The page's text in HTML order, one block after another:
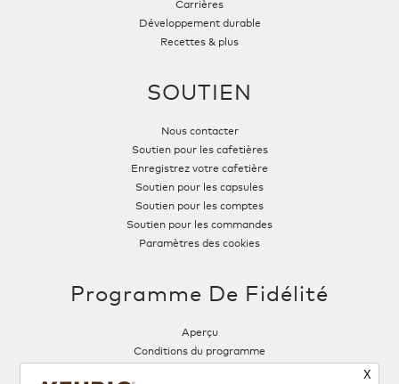
Carrières
Développement durable
Recettes & plus
SOUTIEN
Nous contacter
Soutien pour les cafetières
Enregistrez votre cafetière
Soutien pour les capsules
Soutien pour les comptes
Soutien pour les commandes
Paramètres des cookies
Programme De Fidélité
Aperçu
Conditions du programme
X